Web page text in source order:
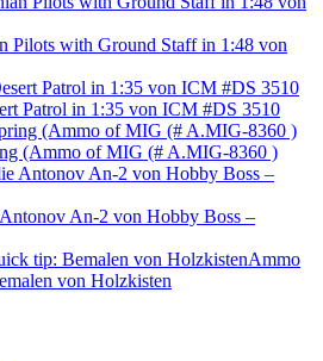
Pilots with Ground Staff in 1:48 von
Patrol in 1:35 von ICM #DS 3510
(Ammo of MIG (# A.MIG-8360 )
An-2 von Hobby Boss –
Ammo
von Holzkisten